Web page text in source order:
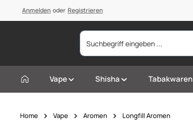
Zur Hauptnavigation springen
Anmelden oder Registrieren
Vape Shisha Tabakwaren
Home Vape Aromen Longfill Aromen